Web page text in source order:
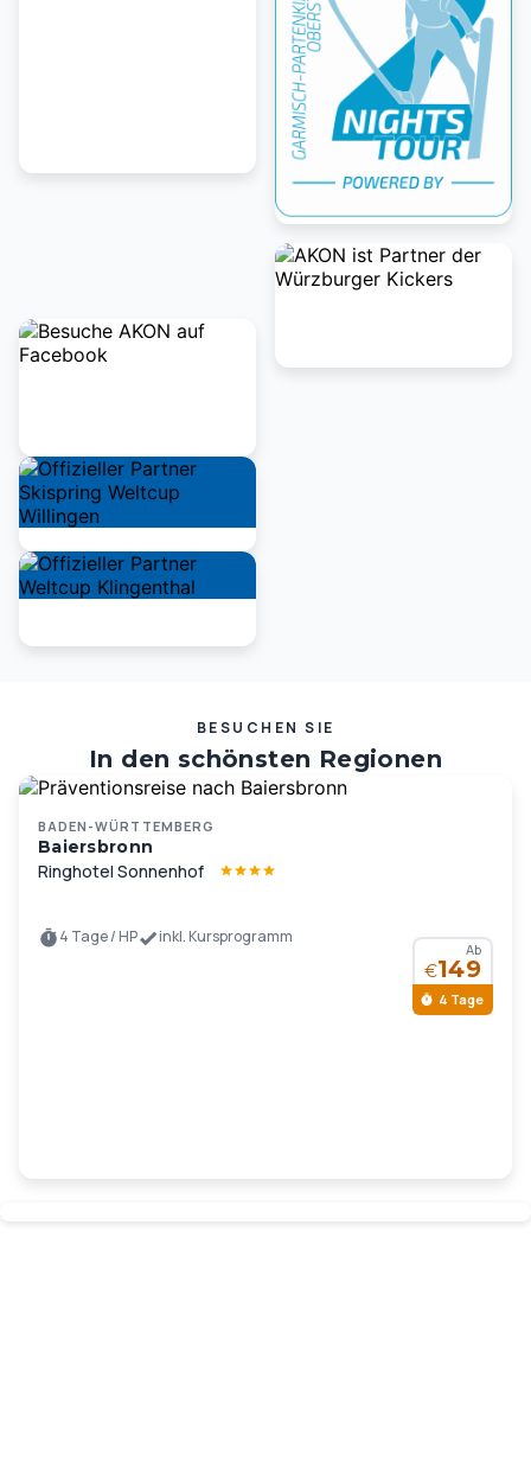
BESUCHEN SIE
In den schönsten Regionen
Deutschlands und Europas …
Ab
€149
4 Tage
BADEN-WÜRTTEMBERG
Baiersbronn
Ringhotel Sonnenhof
4 Tage / HP inkl. Kursprogramm